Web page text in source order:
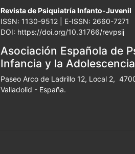
Revista de Psiquiatría Infanto-Juvenil
ISSN: 1130-9512 | E-ISSN: 2660-7271
DOI: https://doi.org/10.31766/revpsij
Asociación Española de
Infancia y la Adolescencia
Paseo Arco de Ladrillo 12, Local 2,
Valladolid - España.